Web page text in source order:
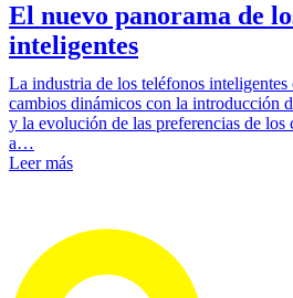
El nuevo panorama de
inteligentes
La industria de los teléfonos inteligentes
cambios dinámicos con la introducción
y la evolución de las preferencias de los
a…
Leer más